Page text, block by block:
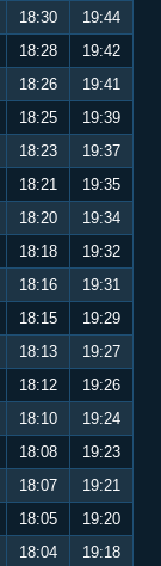
18:30
19:44
18:28
19:42
18:26
19:41
18:25
19:39
18:23
19:37
18:21
19:35
18:20
19:34
18:18
19:32
18:16
19:31
18:15
19:29
18:13
19:27
18:12
19:26
18:10
19:24
18:08
19:23
18:07
19:21
18:05
19:20
18:04
19:18